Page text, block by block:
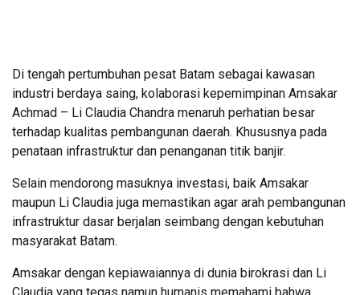
Di tengah pertumbuhan pesat Batam sebagai kawasan
industri berdaya saing, kolaborasi kepemimpinan Amsakar
Achmad – Li Claudia Chandra menaruh perhatian besar
terhadap kualitas pembangunan daerah. Khususnya pada
penataan infrastruktur dan penanganan titik banjir.
Selain mendorong masuknya investasi, baik Amsakar
maupun Li Claudia juga memastikan agar arah pembangunan
infrastruktur dasar berjalan seimbang dengan kebutuhan
masyarakat Batam.
Amsakar dengan kepiawaiannya di dunia birokrasi dan Li